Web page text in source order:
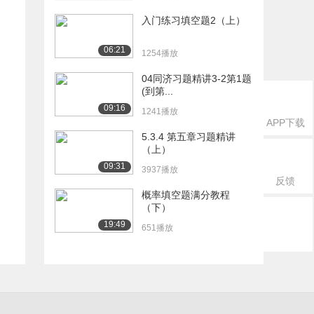
APP下载
反馈
06:21
入门练习填空题2（上）
1254播放
09:16
04同济习题精讲3-2第1题
(到第...
1241播放
09:31
5.3.4 第五章习题精讲
（上）
3937播放
19:49
概率填空题满分教程
（下）
651播放